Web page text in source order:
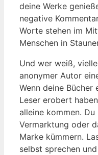
deine Werke
negative
Worte stehen im
Menschen in
Und wer weiß,
anonymer Autor
Wenn deine Bücher
Leser erobert
alleine kommen.
Vermarktung oder
Marke kümmern.
selbst sprechen